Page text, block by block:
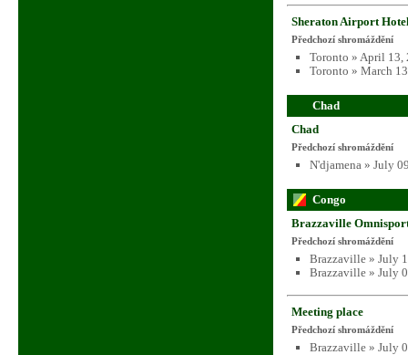
Sheraton Airport
Předchozí shromáždění
Toronto » April 13,
Toronto » March
Chad
Chad
Předchozí shromáždění
N'djamena » July
Congo
Brazzaville
Předchozí shromáždění
Brazzaville » July
Brazzaville » July
Meeting place
Předchozí shromáždění
Brazzaville » July